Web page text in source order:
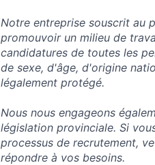
Notre entreprise souscrit au
promouvoir un milieu de
candidatures de toutes les
de sexe, d'âge, d'origine
légalement protégé.
Nous nous engageons
législation provinciale. Si
processus de recrutement,
répondre à vos besoins.